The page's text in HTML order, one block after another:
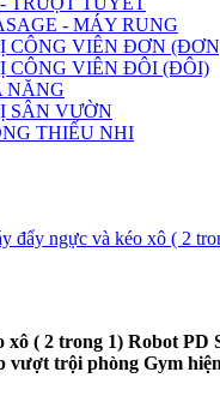
- MÁY RUNG
CÔNG VIÊN ĐƠN
CÔNG VIÊN ĐÔI (ĐÔI)
NĂNG
SÂN VƯỜN
THIẾU NHI
đẩy ngực và kéo xô ( 2
xô ( 2 trong 1) Robot PD
vượt trội phòng Gym